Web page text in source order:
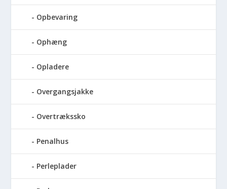
Opbevaring
Ophæng
Opladere
Overgangsjakke
Overtrækssko
Penalhus
Perleplader